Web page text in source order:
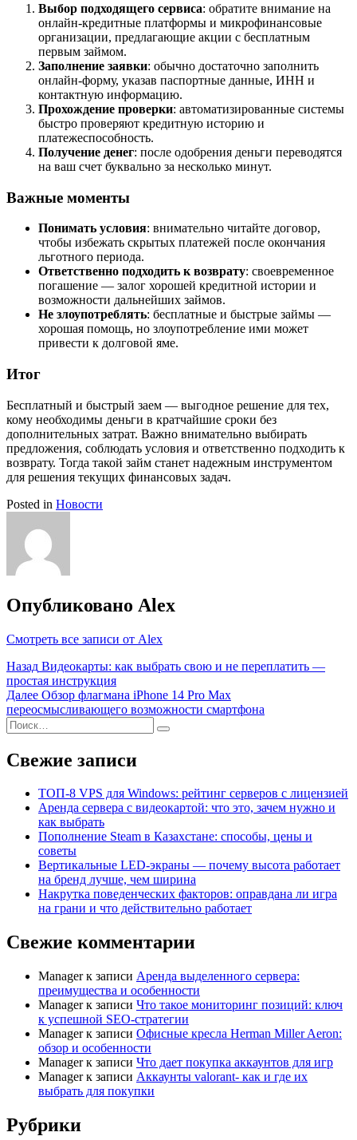
Выбор подходящего сервиса: обратите внимание на
онлайн-кредитные платформы и микрофинансовые
организации, предлагающие акции с бесплатным
первым займом.
Заполнение заявки: обычно достаточно заполнить
онлайн-форму, указав паспортные данные, ИНН и
контактную информацию.
Прохождение проверки: автоматизированные системы
быстро проверяют кредитную историю и
платежеспособность.
Получение денег: после одобрения деньги переводятся
на ваш счет буквально за несколько минут.
Важные моменты
Понимать условия: внимательно читайте договор,
чтобы избежать скрытых платежей после окончания
льготного периода.
Ответственно подходить к возврату: своевременное
погашение — залог хорошей кредитной истории и
возможности дальнейших займов.
Не злоупотреблять: бесплатные и быстрые займы —
хорошая помощь, но злоупотребление ими может
привести к долговой яме.
Итог
Бесплатный и быстрый заем — выгодное решение для тех,
кому необходимы деньги в кратчайшие сроки без
дополнительных затрат. Важно внимательно выбирать
предложения, соблюдать условия и ответственно подходить к
возврату. Тогда такой займ станет надежным инструментом
для решения текущих финансовых задач.
Posted in Новости
Опубликовано Alex
Смотреть все записи от Alex
Навигация
по
записям
Назад Видеокарты: как выбрать свою и не переплатить —
простая инструкция
Далее Обзор флагмана iPhone 14 Pro Max
переосмысливающего возможности смартфона
Поиск
Найти
Свежие записи
ТОП-8 VPS для Windows: рейтинг серверов с лицензией
Аренда сервера с видеокартой: что это, зачем нужно и
как выбрать
Пополнение Steam в Казахстане: способы, цены и
советы
Вертикальные LED-экраны — почему высота работает
на бренд лучше, чем ширина
Накрутка поведенческих факторов: оправдана ли игра
на грани и что действительно работает
Свежие комментарии
Managerк записи Аренда выделенного сервера:
преимущества и особенности
Managerк записи Что такое мониторинг позиций: ключ
к успешной SEO-стратегии
Managerк записи Офисные кресла Herman Miller Aeron:
обзор и особенности
Managerк записи Что дает покупка аккаунтов для игр
Managerк записи Аккаунты valorant- как и где их
выбрать для покупки
Рубрики